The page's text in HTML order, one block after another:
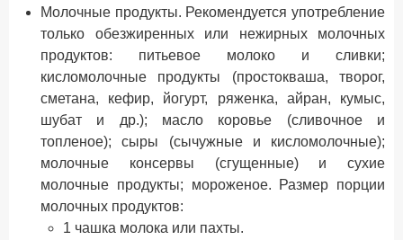
Молочные продукты. Рекомендуется употребление
только обезжиренных или нежирных молочных
продуктов: питьевое молоко и сливки;
кисломолочные продукты (простокваша, творог,
сметана, кефир, йогурт, ряженка, айран, кумыс,
шубат и др.); масло коровье (сливочное и
топленое); сыры (сычужные и кисломолочные);
молочные консервы (сгущенные) и сухие
молочные продукты; мороженое. Размер порции
молочных продуктов:
1 чашка молока или пахты.